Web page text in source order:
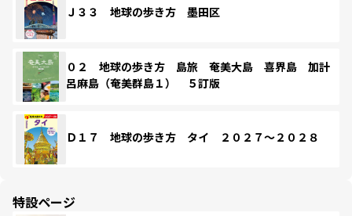
Ｊ３３ 地球の歩き方 墨田区
０２ 地球の歩き方 島旅 奄美大島 喜界島 加計
呂麻島（奄美群島１） ５訂版
Ｄ１７ 地球の歩き方 タイ ２０２７～２０２８
特設ページ